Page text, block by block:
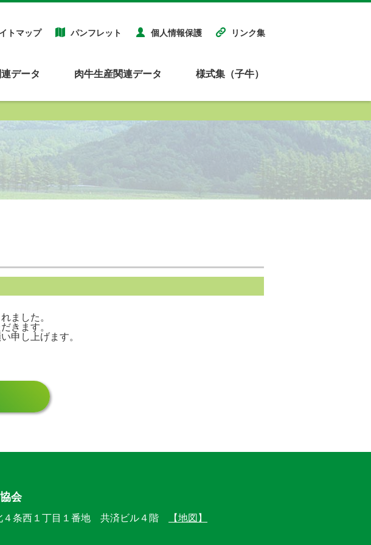
トマップ パンフレット 個人情報保護 リンク集
データ 肉牛生産関連データ 様式集（子牛）
ました。
きます。
申し上げます。
会
４条西１丁目１番地 共済ビル４階
【地図】